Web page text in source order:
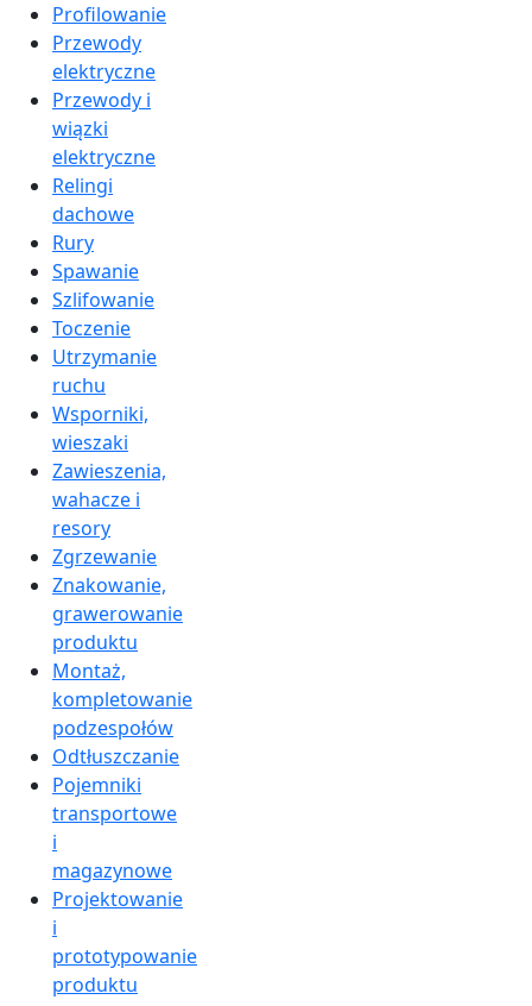
Profilowanie
Przewody
elektryczne
Przewody i
wiązki
elektryczne
Relingi
dachowe
Rury
Spawanie
Szlifowanie
Toczenie
Utrzymanie
ruchu
Wsporniki,
wieszaki
Zawieszenia,
wahacze i
resory
Zgrzewanie
Znakowanie,
grawerowanie
produktu
Montaż,
kompletowanie
podzespołów
Odtłuszczanie
Pojemniki
transportowe
i
magazynowe
Projektowanie
i
prototypowanie
produktu